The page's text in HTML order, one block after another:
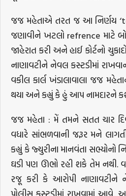
જજ મહેતાએ તરત જ આ નિર્ણય
જણાવીને ખટલો refrence માટે
જાહેરાત કરી અને હાઈ કોર્ટનો
નાણાવટીને નેવલ કસ્ટડીમાં
વકીલ કાર્લ ખંડાલાવાલા જજ
થયા અને કહ્યું કે હું આપ નામદારને
જજ મહેતા : મેં તમને સતત ચાર
વધારે સાંભળવાની જરૂર મને
કહ્યું કે જ્યુરીના માનવંતા સભ્યોનો
ઘડી પણ ઊભો રહી શકે તેમ નથી.
રજૂ કરી કે આરોપી નાણાવટીને